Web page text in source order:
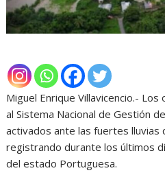
Miguel Enrique Villavicencio.-
al Sistema Nacional de Gestión
activados ante las fuertes lluvias
registrando durante los últimos
del estado Portuguesa.